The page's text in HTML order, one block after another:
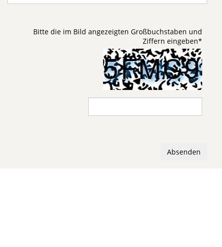
Bitte die im Bild angezeigten Großbuchstaben und
Ziffern eingeben*
Absenden